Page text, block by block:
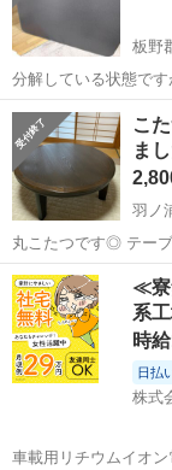
板野
分解している状態で
す。 テーブルは裏表
色で明るく綺麗です。
徳島 板野郡
こ
ま
羽ノ
丸こたつです◎ テー
ものを購入した為、
よって見える、こす
ださい◎ 直径100
徳島 阿南市
≪寮
系
時
日払
株式
車載用リチウムイオ